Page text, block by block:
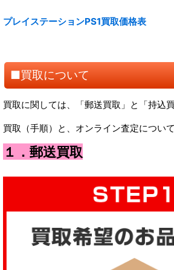
プレイステーションPS1買取価格表
■買取について
買取に関しては、「郵送買取」と「持込
買取（手順）と、オンライン査定につい
１．郵送買取